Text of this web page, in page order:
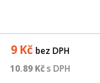
9Kč bez DPH
10.89Kč s DPH